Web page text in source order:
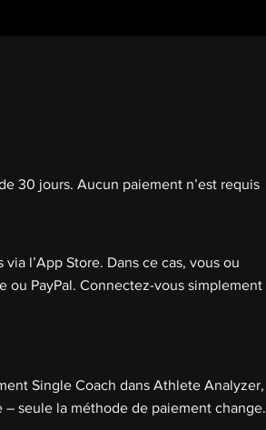
30 jours. Aucun paiement n’est requis
l’App Store. Dans ce cas, vous ou
ou PayPal. Connectez-vous simplement
Single Coach dans Athlete Analyzer,
seule la méthode de paiement change.